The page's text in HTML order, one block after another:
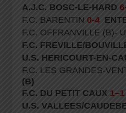
A.J.C. BOSC-LE-HARD
F.C. BARENTIN 0-4
F.C. OFFRANVILLE (B)-
F.C. FREVILLE/
U.S. HERICOURT-EN-
F.C. LES GRANDES-
(B)
F.C. DU PETIT CAUX
U.S. VALLEES/